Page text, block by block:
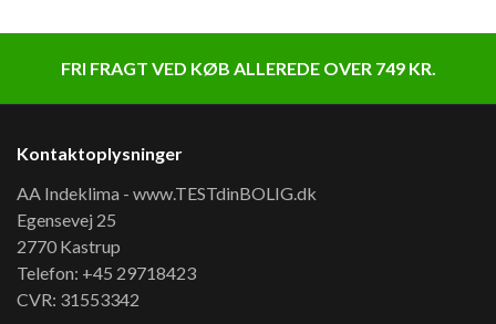
FRI FRAGT VED KØB ALLEREDE OVER 749 KR.
Kontaktoplysninger
AA Indeklima - www.TESTdinBOLIG.dk
Egensevej 25
2770 Kastrup
Telefon: +45 29718423
CVR: 31553342